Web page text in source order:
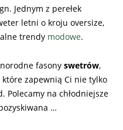
Jednym z perełek
letni o kroju oversize,
trendy modowe.
fasony swetrów,
zapewnią Ci nie tylko
Polecamy na chłodniejsze
…